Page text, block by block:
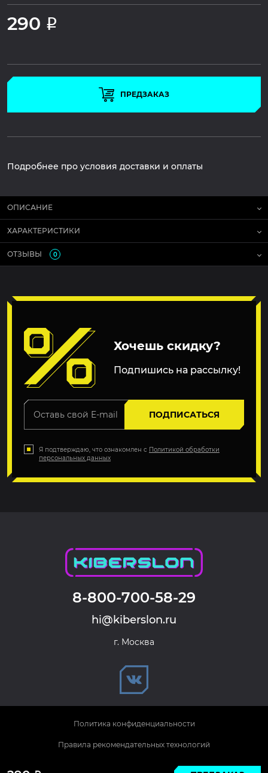
290 Р
ПРЕДЗАКАЗ
Подробнее про условия доставки и оплаты
ОПИСАНИЕ
ХАРАКТЕРИСТИКИ
ОТЗЫВЫ 0
Хочешь скидку?
Подпишись на рассылку!
ПОДПИСАТЬСЯ
Я подтверждаю, что ознакомлен с Политикой обработки
персональных данных
8-800-700-58-29
hi@kiberslon.ru
г. Москва
© 2026 KIBERSLON. Все права защищены.
Политика конфиденциальности
Правила рекомендательных технологий